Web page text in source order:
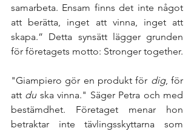
samarbeta. Ensam finns det inte något
att berätta, inget att vinna, inget att
skapa.” Detta synsätt lägger grunden
"Giampiero gör en produkt för dig, för
att du ska vinna." Säger Petra och med
bestämdhet. Företaget menar hon
betraktar inte tävlingsskyttarna som